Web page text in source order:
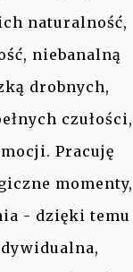
naturalność,
niebanalną
drobnych,
czułości,
Pracuję
momenty,
- dzięki temu